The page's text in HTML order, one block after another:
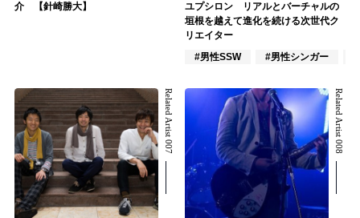
介 【針崎勝大】
ユプシロン リアルとバーチャルの
垣根を越えて進化を続ける次世代ク
リエイター
#男性SSW
#男性シンガー
Related Artist 007 Related Artist 008